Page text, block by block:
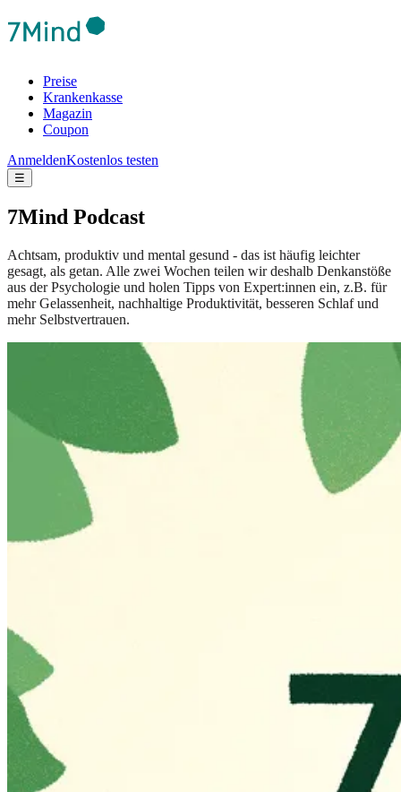
Preise
Krankenkasse
Magazin
Coupon
AnmeldenKostenlos testen
☰
7Mind Podcast
Achtsam, produktiv und mental gesund - das ist häufig leichter
gesagt, als getan. Alle zwei Wochen teilen wir deshalb Denkanstöße
aus der Psychologie und holen Tipps von Expert:innen ein, z.B. für
mehr Gelassenheit, nachhaltige Produktivität, besseren Schlaf und
mehr Selbstvertrauen.